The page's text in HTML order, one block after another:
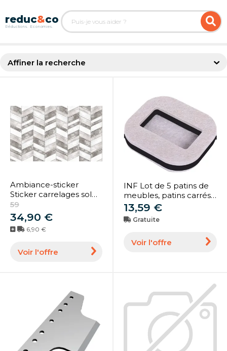
Affiner la recherche
Ambiance-sticker
Sticker carrelages sol
anti-dérapant effet
parquet blanc et gris
59
34,90 €
6,90 €
Voir l'offre
INF Lot de 5 patins de
meubles, patins carrés
en feutre pour chaises
sur carrelage et
parquet
13,59 €
Gratuite
Voir l'offre